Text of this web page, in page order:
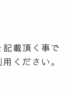
載頂く事で
ください。